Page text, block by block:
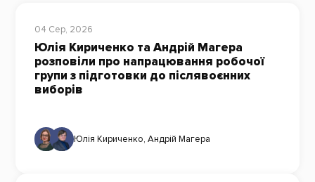
04 Сер, 2026
Юлія Кириченко та Андрій Магера
розповіли про напрацювання робочої
групи з підготовки до післявоєнних
виборів
Юлія Кириченко, Андрій Магера